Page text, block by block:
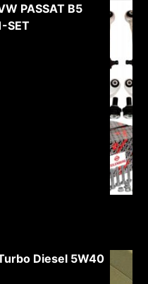
PASSAT B5
SET
Diesel 5W40